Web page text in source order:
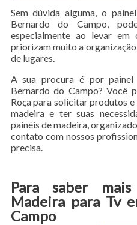
Sem dúvida alguma, o
Bernardo do Campo,
especialmente ao levar em
priorizam muito a
de lugares.
A sua procura é por
Bernardo do Campo? Você
Roça para solicitar produtos
madeira e ter suas
painéis de madeira,
contato com nossos
precisa.
Para saber
Madeira para Tv
Campo